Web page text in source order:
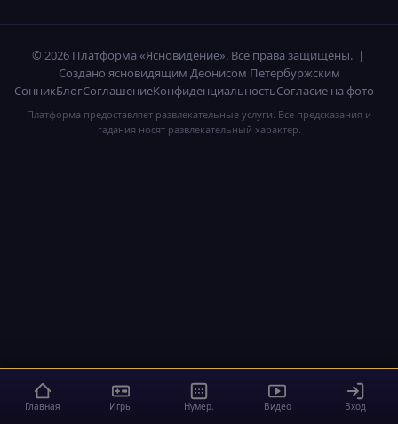
© 2026 Платформа «Ясновидение». Все права защищены. |
Создано ясновидящим Деонисом Петербуржским
СонникБлогСоглашениеКонфиденциальностьСогласие на фото
Платформа предоставляет развлекательные услуги. Все предсказания и
гадания носят развлекательный характер.
Главная Игры Нумер. Видео Вход